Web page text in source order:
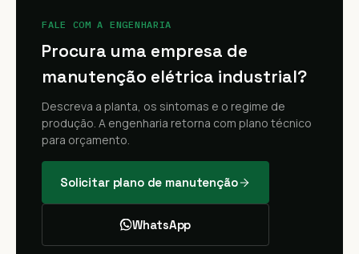
FALE COM A ENGENHARIA
Procura uma empresa de
manutenção elétrica industrial?
Descreva a planta, os sintomas e o regime de
produção. A engenharia retorna com plano técnico
para orçamento.
Solicitar plano de manutenção
WhatsApp